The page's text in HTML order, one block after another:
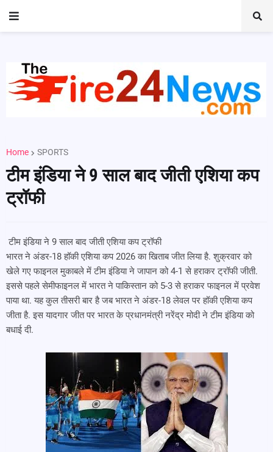
Home SPORTS
टीम इंडिया ने 9 साल बाद जीती एशिया कप
ट्रॉफी
टीम इंडिया ने 9 साल बाद जीती एशिया कप ट्रॉफी
भारत ने अंडर-18 हॉकी एशिया कप 2026 का खिताब जीत लिया है. शुक्रवार को
खेले गए फाइनल मुकाबले में टीम इंडिया ने जापान को 4-1 से हराकर ट्रॉफी जीती.
इससे पहले सेमीफाइनल में भारत ने पाकिस्तान को 5-3 से हराकर फाइनल में प्रवेश
पाया था. यह कुल तीसरी बार है जब भारत ने अंडर-18 लेवल पर हॉकी एशिया कप
जीता है. इस यादगार जीत पर भारत के प्रधानमंत्री नरेंद्र मोदी ने टीम इंडिया को
बधाई दी.